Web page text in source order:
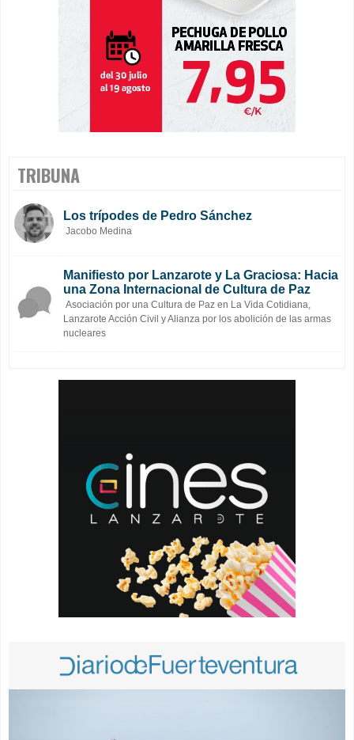
TRIBUNA
Los trípodes de Pedro Sánchez
Jacobo Medina
Manifiesto por Lanzarote y La Graciosa: Hacia
una Zona Internacional de Cultura de Paz
Asociación por una Cultura de Paz en La Vida Cotidiana,
Lanzarote Acción Civil y Alianza por los abolición de las armas
nucleares